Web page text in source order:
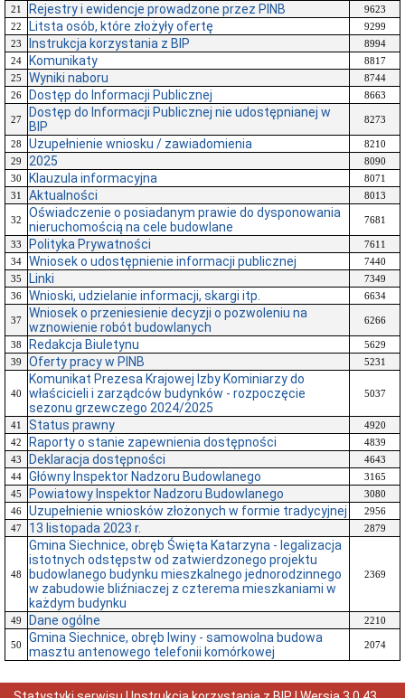
21
Rejestry i ewidencje prowadzone przez PINB
9623
22
Litsta osób, które złożyły ofertę
9299
23
Instrukcja korzystania z BIP
8994
24
Komunikaty
8817
25
Wyniki naboru
8744
26
Dostęp do Informacji Publicznej 8663
27
Dostęp do Informacji Publicznej nie udostępnianej w
BIP
8273
28 Uzupełnienie wniosku / zawiadomienia
8210
29
2025
8090
30
Klauzula informacyjna
8071
31
Aktualności 8013
32
Oświadczenie o posiadanym prawie do dysponowania
nieruchomością na cele budowlane
7681
33 Polityka Prywatności
7611
34
Wniosek o udostępnienie informacji publicznej
7440
35
Linki
7349
36
Wnioski, udzielanie informacji, skargi itp. 6634
37
Wniosek o przeniesienie decyzji o pozwoleniu na
wznowienie robót budowlanych
6266
38 Redakcja Biuletynu
5629
39
Oferty pracy w PINB 5231
40
Komunikat Prezesa Krajowej Izby Kominiarzy do
właścicieli i zarządców budynków - rozpoczęcie
sezonu grzewczego 2024/2025
5037
41 Status prawny
4920
42
Raporty o stanie zapewnienia dostępności
4839
43
Deklaracja dostępności
4643
44
Główny Inspektor Nadzoru Budowlanego
3165
45
Powiatowy Inspektor Nadzoru Budowlanego
3080
46
Uzupełnienie wniosków złożonych w formie tradycyjnej
2956
47
13 listopada 2023 r. 2879
48
Gmina Siechnice, obręb Święta Katarzyna - legalizacja
istotnych odstępstw od zatwierdzonego projektu
budowlanego budynku mieszkalnego jednorodzinnego
w zabudowie bliźniaczej z czterema mieszkaniami w
każdym budynku
2369
49 Dane ogólne 2210
50
Gmina Siechnice, obręb Iwiny - samowolna budowa
masztu antenowego telefonii komórkowej
2074